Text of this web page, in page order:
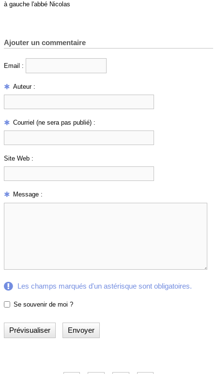
à gauche l'abbé Nicolas
Ajouter un commentaire
Email :
Auteur :
Courriel (ne sera pas publié) :
Site Web :
Message :
Les champs marqués d'un astérisque sont obligatoires.
Se souvenir de moi ?